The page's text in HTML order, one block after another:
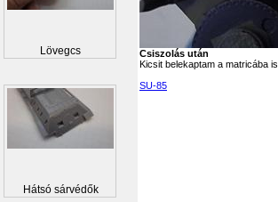
Csiszolás után
Kicsit belekaptam a matricába is.
SU-85
Lövegcs
Hátsó sárvédők